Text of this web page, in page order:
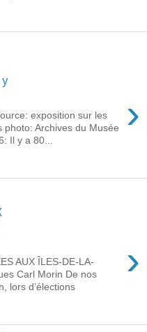
y
›
exposition sur les
photo: Archives du Musée
Il y a 80...
›
AUX ÎLES-DE-LA-
Carl Morin De nos
lors d’élections